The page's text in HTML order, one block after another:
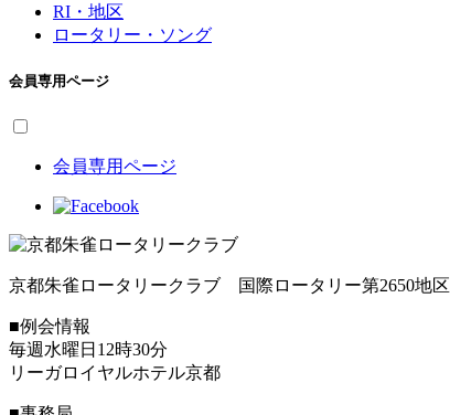
RI・地区
ロータリー・ソング
会員専用ページ
会員専用ページ
京都朱雀ロータリークラブ 国際ロータリー第2650地区
■例会情報
毎週水曜日12時30分
リーガロイヤルホテル京都